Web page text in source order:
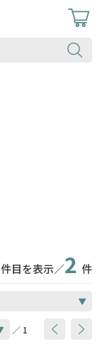
件目を表示／2 件
／ 1